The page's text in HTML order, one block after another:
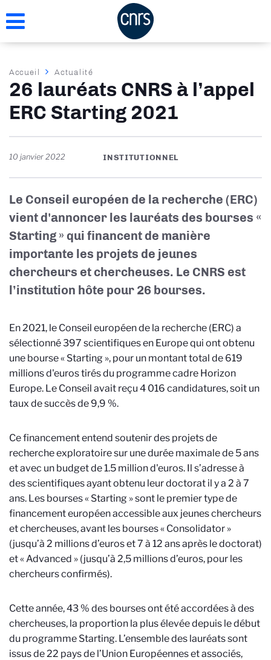
au
Fil
d'Ariane
Accueil Actualité
26 lauréats CNRS à l’appel
ERC Starting 2021
10 janvier 2022 INSTITUTIONNEL
Le Conseil européen de la recherche (ERC)
vient d'annoncer les lauréats des bourses «
Starting » qui financent de manière
importante les projets de jeunes
chercheurs et chercheuses. Le CNRS est
l’institution hôte pour 26 bourses.
En 2021, le Conseil européen de la recherche (ERC) a
sélectionné 397 scientifiques en Europe qui ont obtenu
une bourse « Starting », pour un montant total de 619
millions d'euros tirés du programme cadre Horizon
Europe. Le Conseil avait reçu 4 016 candidatures, soit un
taux de succès de 9,9 %.
Ce financement entend soutenir des projets de
recherche exploratoire sur une durée maximale de 5 ans
et avec un budget de 1.5 million d'euros. Il s’adresse à
des scientifiques ayant obtenu leur doctorat il y a 2 à 7
ans. Les bourses « Starting » sont le premier type de
financement européen accessible aux jeunes chercheurs
et chercheuses, avant les bourses « Consolidator »
(jusqu’à 2 millions d’euros et 7 à 12 ans après le doctorat)
et « Advanced » (jusqu’à 2,5 millions d’euros, pour les
chercheurs confirmés).
Cette année, 43 % des bourses ont été accordées à des
chercheuses, la proportion la plus élevée depuis le début
du programme Starting. L’ensemble des lauréats sont
issus de 22 pays de l’Union Européennes et associés,